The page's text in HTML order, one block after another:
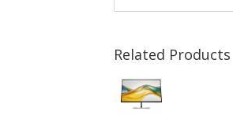
Related Products